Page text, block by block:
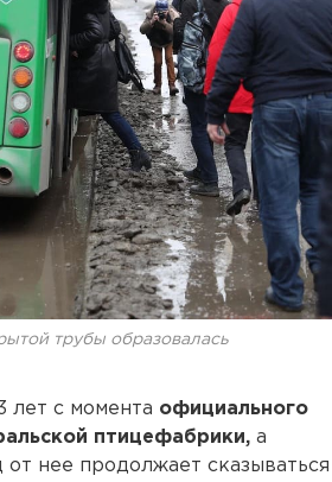
трубы образовалась
лет с момента официального
птицефабрики, а
от нее продолжает сказываться